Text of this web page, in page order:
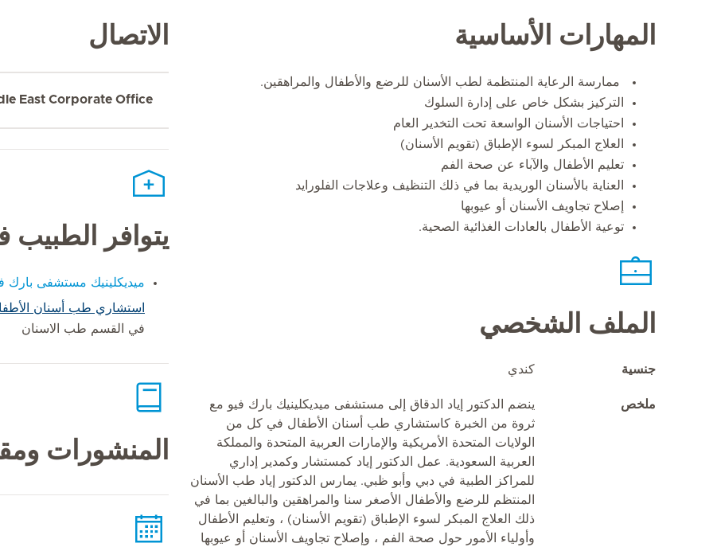
المهارات الأساسية
ممارسة الرعاية المنتظمة لطب الأسنان للرضع والأطفال والمراهقين.
التركيز بشكل خاص على إدارة السلوك
احتياجات الأسنان الواسعة تحت التخدير العام
العلاج المبكر لسوء الإطباق (تقويم الأسنان)
تعليم الأطفال والآباء عن صحة الفم
العناية بالأسنان الوريدية بما في ذلك التنظيف وعلاجات الفلورايد
إصلاح تجاويف الأسنان أو عيوبها
توعية الأطفال بالعادات الغذائية الصحية.
الملف الشخصي
جنسية كندي
ملخص
ينضم الدكتور إياد الدقاق إلى مستشفى ميديكلينيك بارك فيو مع
ثروة من الخبرة كاستشاري طب أسنان الأطفال في كل من
الولايات المتحدة الأمريكية والإمارات العربية المتحدة والمملكة
العربية السعودية. عمل الدكتور إياد كمستشار وكمدير إداري
للمراكز الطبية في دبي وأبو ظبي. يمارس الدكتور إياد طب الأسنان
المنتظم للرضع والأطفال الأصغر سنا والمراهقين والبالغين بما في
ذلك العلاج المبكر لسوء الإطباق (تقويم الأسنان) ، وتعليم الأطفال
وأولياء الأمور حول صحة الفم ، وإصلاح تجاويف الأسنان أو عيوبها
الاتصال
East Corporate Office
يتوافر الطبيب
ميديكلينيك مستشفى بارك
استشاري طب أسنان
في القسم طب الاسنان
المنشورات